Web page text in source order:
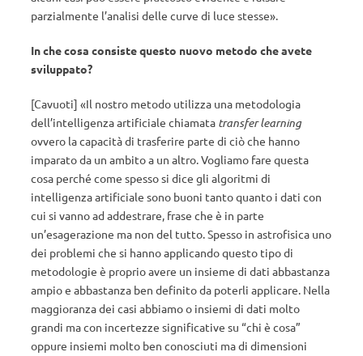
parzialmente l’analisi delle curve di luce stesse».
In che cosa consiste questo nuovo metodo che avete
sviluppato?
[Cavuoti] «Il nostro metodo utilizza una metodologia
dell’intelligenza artificiale chiamata transfer learning
ovvero la capacità di trasferire parte di ciò che hanno
imparato da un ambito a un altro. Vogliamo fare questa
cosa perché come spesso si dice gli algoritmi di
intelligenza artificiale sono buoni tanto quanto i dati con
cui si vanno ad addestrare, frase che è in parte
un’esagerazione ma non del tutto. Spesso in astrofisica uno
dei problemi che si hanno applicando questo tipo di
metodologie è proprio avere un insieme di dati abbastanza
ampio e abbastanza ben definito da poterli applicare. Nella
maggioranza dei casi abbiamo o insiemi di dati molto
grandi ma con incertezze significative su “chi è cosa”
oppure insiemi molto ben conosciuti ma di dimensioni